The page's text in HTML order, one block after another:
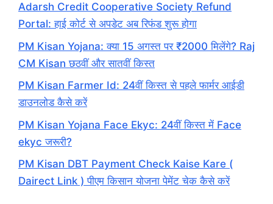
Adarsh Credit Cooperative Society Refund
Portal: हाई कोर्ट से अपडेट अब रिफंड शुरू होगा
PM Kisan Yojana: क्या 15 अगस्त पर ₹2000 मिलेंगे? Raj
CM Kisan छठवीं और सातवीं किस्त
PM Kisan Farmer Id: 24वीं किस्त से पहले फार्मर आईडी
डाउनलोड कैसे करें
PM Kisan Yojana Face Ekyc: 24वीं किस्त में Face
ekyc जरूरी?
PM Kisan DBT Payment Check Kaise Kare (
Dairect Link ) पीएम किसान योजना पेमेंट चेक कैसे करें